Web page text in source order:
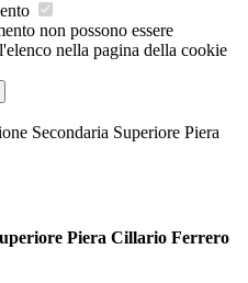
non possono essere
nella pagina della cookie
Secondaria Superiore Piera
Piera Cillario Ferrero